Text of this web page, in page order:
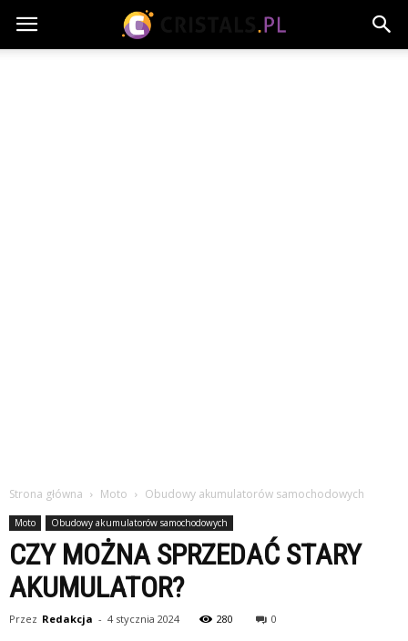
Strona główna Moto Obudowy akumulatorów samochodowych
Moto Obudowy akumulatorów samochodowych
CZY MOŻNA SPRZEDAĆ STARY
AKUMULATOR?
Przez Redakcja - 4 stycznia 2024 280 0